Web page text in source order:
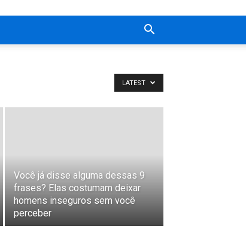
LATEST
Você já disse alguma dessas 9
frases? Elas costumam deixar
homens inseguros sem você
perceber